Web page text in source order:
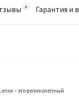
Гарантия и
– это великолепный